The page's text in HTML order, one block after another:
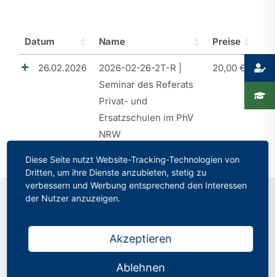
Leistungen & Service
Presse
Recht
Datum Name Preise
26.02.2026
2026-02-26-2T-R |
Seminar des Referats
Privat- und
Ersatzschulen im PhV
NRW
20,00 €
Kontakt
Philologenverband Nordrhein-Westfalen
Diese Seite nutzt Website-Tracking-Technologien von
Dritten, um ihre Dienste anzubieten, stetig zu
verbessern und Werbung entsprechend den Interessen
der Nutzer anzuzeigen.
Akzeptieren
Ablehnen